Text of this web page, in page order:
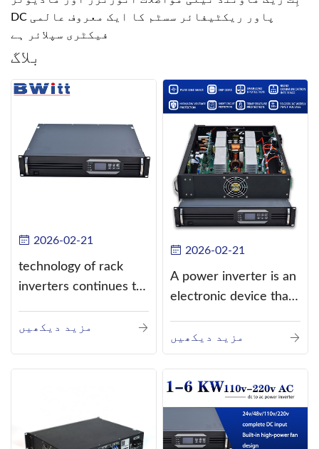
DC پاور ریکٹیفائر سسٹم کا ایک معروف عالمی
فیکٹری سپلائر ہے
بلاگ
2026-02-21
technology of rack
inverters continues to
مزید دیکھیں
2026-02-21
A power inverter is an
electronic device that
current (DC) into
alternating current
مزید دیکھیں